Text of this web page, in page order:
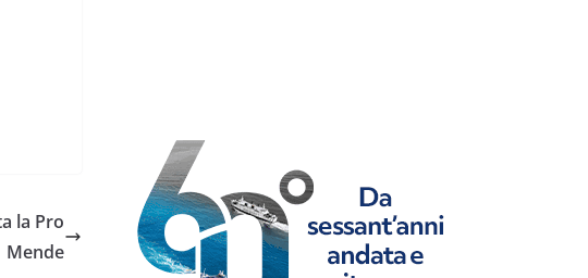
la Pro
Mende